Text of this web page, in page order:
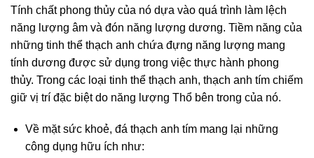
Tính chất phong thủy của nó dựa vào quá trình làm lệch
năng lượng âm và đón năng lượng dương. Tiềm năng của
những tinh thể thạch anh chứa đựng năng lượng mang
tính dương được sử dụng trong việc thực hành phong
thủy. Trong các loại tinh thể thạch anh, thạch anh tím chiếm
giữ vị trí đặc biệt do năng lượng Thổ bên trong của nó.
Về mặt sức khoẻ, đá thạch anh tím mang lại những
công dụng hữu ích như: